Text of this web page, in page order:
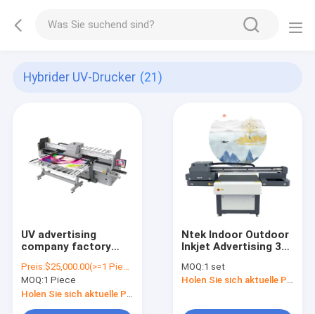
Hybrider UV-Drucker (21)
UV advertising
company factory
printing machine roll
sticker printer
Sprinter
Preis:$25,000.00(>=1 Pieces)
MOQ:1 Piece
Ntek Indoor Outdoor
Inkjet Advertising 3D
UV Lenticular Flatbed
UV Printer
MOQ:1 set
Holen Sie sich aktuelle Preis